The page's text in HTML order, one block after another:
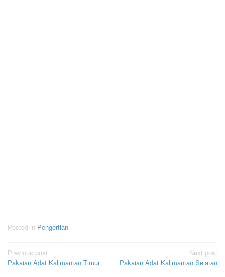
Posted in Pengertian
Post
navigation
Previous post
Pakaian Adat Kalimantan Timur
Next post
Pakaian Adat Kalimantan Selatan